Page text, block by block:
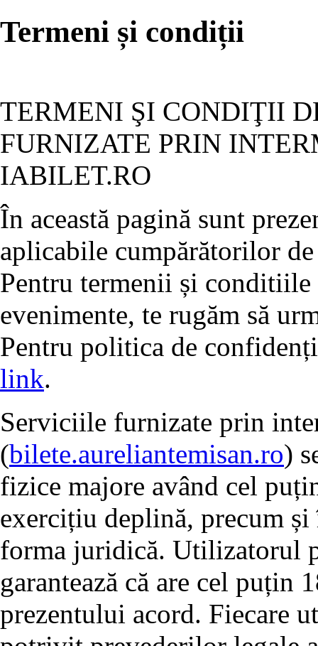
Termeni și condiții
TERMENI ŞI CONDIŢII
FURNIZATE PRIN
IABILET.RO
În această pagină sunt
aplicabile cumpărătorilor
Pentru termenii și
evenimente, te rugăm să
Pentru politica de
link.
Serviciile furnizate prin
(bilete.aureliantemisan.ro)
fizice majore având cel
exercițiu deplină, precum
forma juridică. Utilizatorul
garantează că are cel puțin
prezentului acord. Fiecare